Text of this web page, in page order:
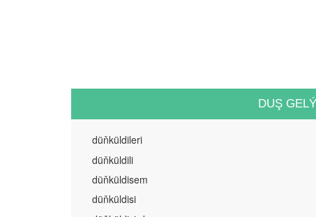
DUŞ
düňküldileri
düňküldili
düňküldisem
düňküldisi